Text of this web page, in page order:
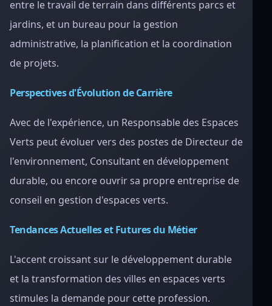
entre le travail de terrain dans différents parcs et
jardins, et un bureau pour la gestion
administrative, la planification et la coordination
de projets.
Perspectives d'Évolution de Carrière
Avec de l'expérience, un Responsable des Espaces
Verts peut évoluer vers des postes de Directeur de
l'environnement, Consultant en développement
durable, ou encore ouvrir sa propre entreprise de
conseil en gestion d'espaces verts.
Tendances Actuelles et Futures du Métier
L'accent croissant sur le développement durable
et la transformation des villes en espaces verts
stimules la demande pour cette profession.